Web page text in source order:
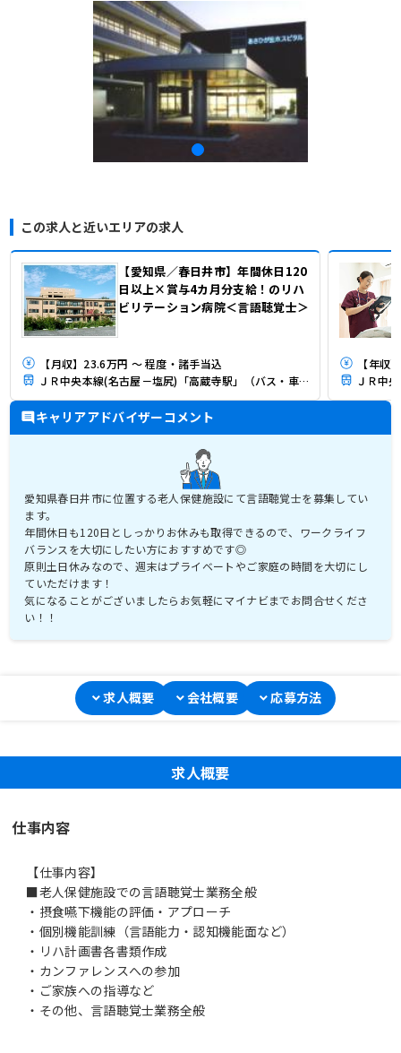
この求人と近いエリアの求人
【愛知県／春日井市】年間休日120
日以上×賞与4カ月分支給！のリハ
ビリテーション病院＜言語聴覚士＞
【月収】23.6万円 ～ 程度・諸手当込
ＪＲ中央本線(名古屋－塩尻)「高蔵寺駅」（バス・車10分）
【年
キャリアアドバイザーコメント
愛知県春日井市に位置する老人保健施設にて言語聴覚士を募集してい
ます。
年間休日も120日としっかりお休みも取得できるので、ワークライフ
バランスを大切にしたい方におすすめです◎
原則土日休みなので、週末はプライベートやご家庭の時間を大切にし
ていただけます！
気になることがございましたらお気軽にマイナビまでお問合せくださ
い！！
求人概要 会社概要 応募方法
求人概要
仕事内容
【仕事内容】
■老人保健施設での言語聴覚士業務全般
・摂食嚥下機能の評価・アプローチ
・個別機能訓練（言語能力・認知機能面など）
・リハ計画書各書類作成
・カンファレンスへの参加
・ご家族への指導など
・その他、言語聴覚士業務全般